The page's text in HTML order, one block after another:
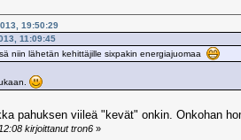
19:50:29
11:09:45
niin lähetän kehittäjille sixpakin energiajuomaa
pahuksen viileä "kevät" onkin. Onkohan
kirjoittanut tron6»